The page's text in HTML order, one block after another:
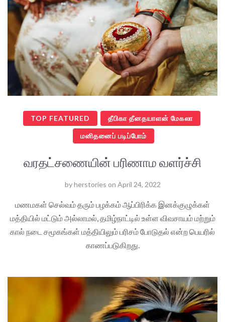
TOP FEATURED தீபிகா தீனதயாளன் மேகலா
மனிதனைப் படிப்போம்
வரதட்சணையின் பரிணாம வளர்ச்சி
byherstories on April 24, 2022
மணமகள் செல்வம் தரும் பழக்கம் ஆப்பிரிக்க இனக்குழுக்கள்
மத்தியில் மட்டும் அல்லாமல், தமிழ்நாட்டில் உள்ள விவசாயம் மற்றும்
கால் நடை சமூகங்கள் மத்தியிலும் பரிசம் போடுதல் என்ற பெயரில்
காணப்படுகிறது.